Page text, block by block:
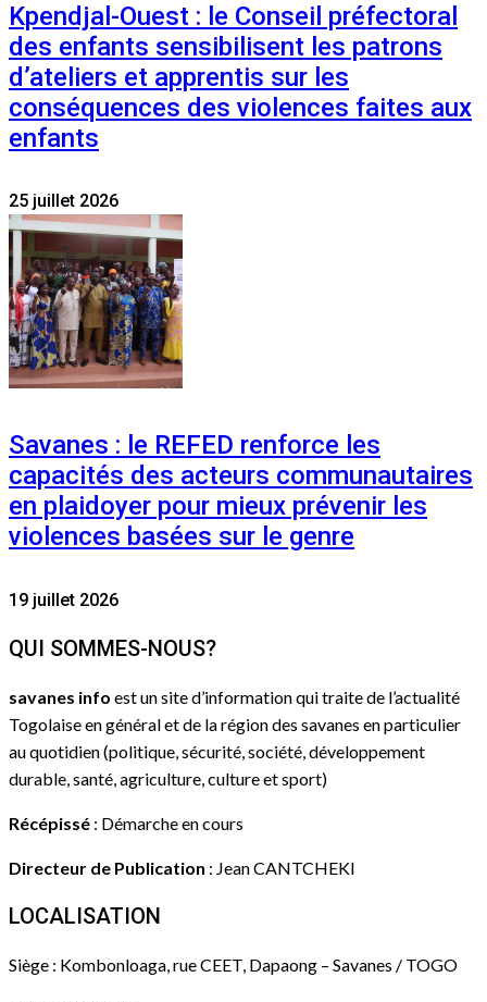
Kpendjal-Ouest : le Conseil préfectoral
des enfants sensibilisent les patrons
d’ateliers et apprentis sur les
conséquences des violences faites aux
enfants
25 juillet 2026
Savanes : le REFED renforce les
capacités des acteurs communautaires
en plaidoyer pour mieux prévenir les
violences basées sur le genre
19 juillet 2026
QUI SOMMES-NOUS?
savanes info est un site d’information qui traite de l’actualité
Togolaise en général et de la région des savanes en particulier
au quotidien (politique, sécurité, société, développement
durable, santé, agriculture, culture et sport)
Récépissé : Démarche en cours
Directeur de Publication : Jean CANTCHEKI
LOCALISATION
Siège : Kombonloaga, rue CEET, Dapaong – Savanes / TOGO